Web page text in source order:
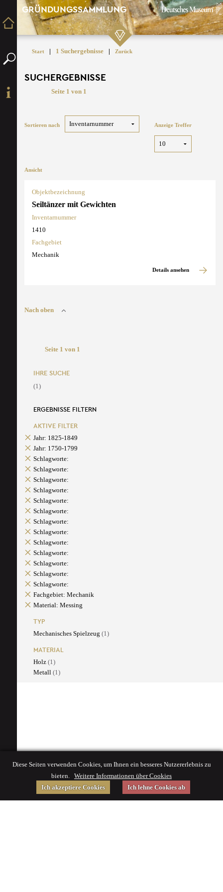
GRÜNDUNGSSAMMLUNG
Start | 1 Suchergebnisse | Zurück
SUCHERGEBNISSE
Seite 1 von 1
Sortieren nach Anzeige Treffer
Ansicht
Objektbezeichnung
Seiltänzer mit Gewichten
Inventarnummer
1410
Fachgebiet
Mechanik
Details ansehen
Nach oben
Seite 1 von 1
IHRE SUCHE
(1)
ERGEBNISSE FILTERN
AKTIVE FILTER
Jahr: 1825-1849
Jahr: 1750-1799
Schlagworte:
Schlagworte:
Schlagworte:
Schlagworte:
Schlagworte:
Schlagworte:
Schlagworte:
Schlagworte:
Schlagworte:
Schlagworte:
Schlagworte:
Schlagworte:
Schlagworte:
Fachgebiet: Mechanik
Material: Messing
TYP
Mechanisches Spielzeug (1)
MATERIAL
Holz (1)
Metall (1)
Diese Seiten verwenden Cookies, um Ihnen ein besseres Nutzererlebnis zu
bieten. Weitere Informationen über Cookies
Ich akzeptiere Cookies
Ich lehne Cookies ab